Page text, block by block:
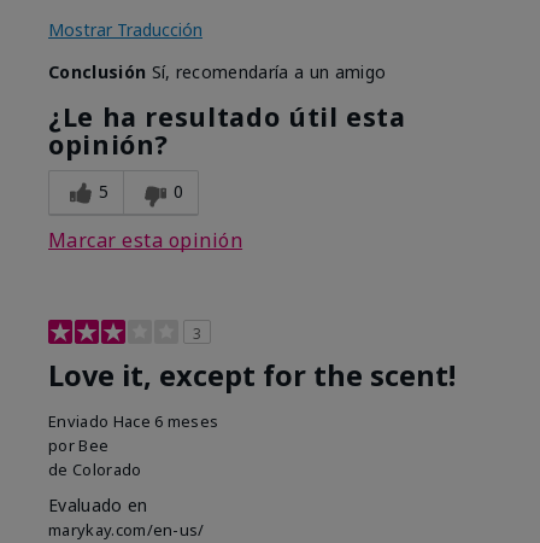
Mostrar Traducción
Conclusión Sí, recomendaría a un amigo
¿Le ha resultado útil esta
opinión?
5 0
Marcar esta opinión
3
Love it, except for the scent!
Enviado Hace 6 meses
por Bee
de Colorado
Evaluado en
marykay.com/en-us/